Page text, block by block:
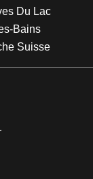
Du Lac
Bains
Suisse